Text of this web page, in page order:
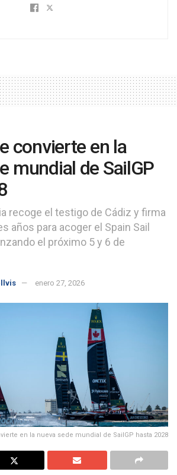
convierte en la
mundial de SailGP
recoge el testigo de Cádiz y firma
años para acoger el Spain Sail
el próximo 5 y 6 de
enero 27, 2026
en la nueva sede mundial de SailGP hasta 2028